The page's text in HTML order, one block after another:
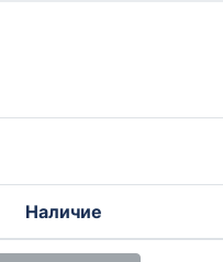
Наличие